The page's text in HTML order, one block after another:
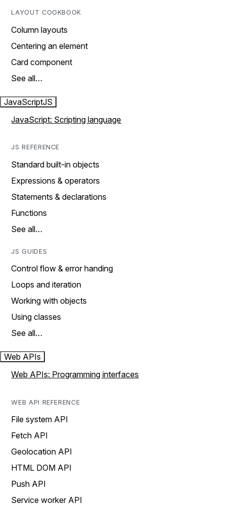
LAYOUT COOKBOOK
Column layouts
Centering an element
Card component
See all…
JavaScriptJS
JavaScript: Scripting language
JS REFERENCE
Standard built-in objects
Expressions & operators
Statements & declarations
Functions
See all…
JS GUIDES
Control flow & error handing
Loops and iteration
Working with objects
Using classes
See all…
Web APIs
Web APIs: Programming interfaces
WEB API REFERENCE
File system API
Fetch API
Geolocation API
HTML DOM API
Push API
Service worker API